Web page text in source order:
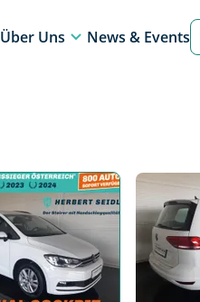
Über Uns News & Events